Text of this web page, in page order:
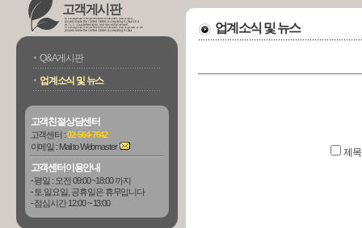
고객게시판
Q&A게시판
업계소식 및 뉴스
고객친절상담센터
고객센터 :02-564-7642
이메일 : Mail to Webmaster
고객센터이용안내
- 평일 : 오전 09:00 ~18:00 까지
- 토.일요일, 공휴일은 휴무입니다
- 점심시간 12:00 ~ 13:00
업계소식 및 뉴스
제목